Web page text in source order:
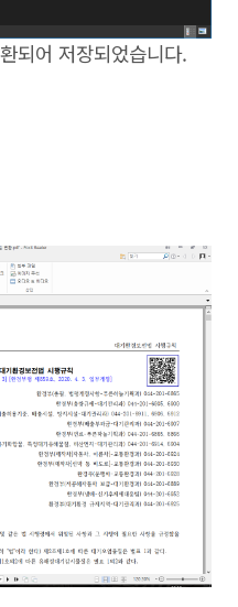
되어 저장되었습니다.